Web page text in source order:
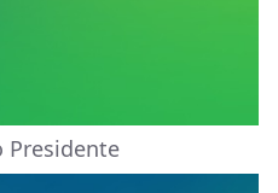
Presidente